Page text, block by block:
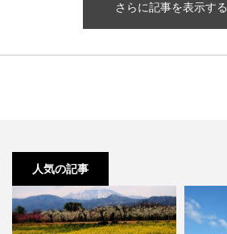
さらに記事を表示する
人気の記事